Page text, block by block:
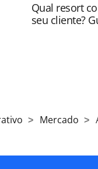
Qual resort
seu cliente?
Mercado